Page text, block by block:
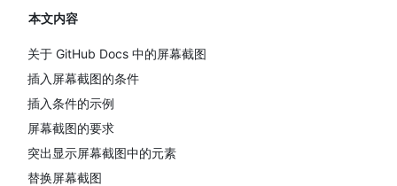
本文内容
关于 GitHub Docs 中的屏幕截图
插入屏幕截图的条件
插入条件的示例
屏幕截图的要求
突出显示屏幕截图中的元素
替换屏幕截图